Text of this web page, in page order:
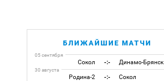
БЛИЖАЙШИЕ МАТЧИ
05 сентября
Сокол -:- Динамо-Брянск
30 августа
Родина-2 -:- Сокол